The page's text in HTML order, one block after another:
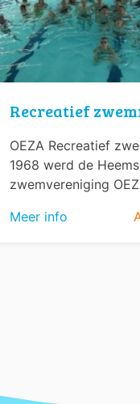
Recreatief
OEZA Recreatief
1968 werd de
zwemvereniging
Meer info